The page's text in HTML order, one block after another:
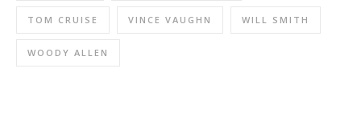
TOM CRUISE VINCE VAUGHN WILL SMITH
WOODY ALLEN